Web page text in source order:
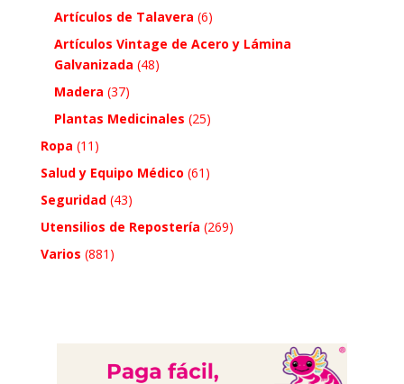
Artículos de Talavera (6)
Artículos Vintage de Acero y Lámina
Galvanizada (48)
Madera (37)
Plantas Medicinales (25)
Ropa (11)
Salud y Equipo Médico (61)
Seguridad (43)
Utensilios de Repostería (269)
Varios (881)